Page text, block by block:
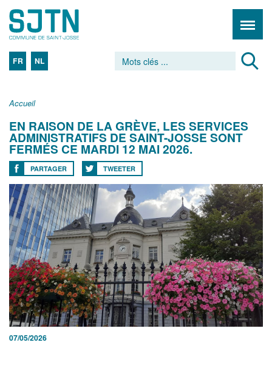
FR NL
Accueil
EN RAISON DE LA GRÈVE, LES SERVICES
ADMINISTRATIFS DE SAINT-JOSSE SONT
FERMÉS CE MARDI 12 MAI 2026.
PARTAGER TWEETER
07/05/2026